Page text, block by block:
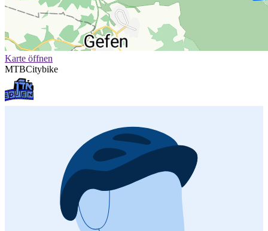
Karte öffnen
MTBCitybike